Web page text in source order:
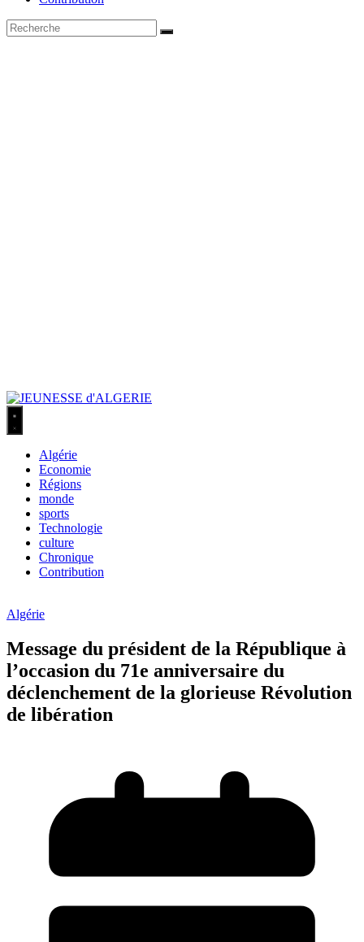
Algérie
Economie
Régions
monde
sports
Technologie
culture
Chronique
Contribution
Algérie
Message du président de la République à
l’occasion du 71e anniversaire du
déclenchement de la glorieuse Révolution
de libération